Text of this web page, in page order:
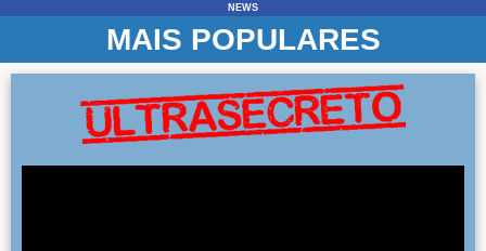
NEWS
MAIS POPULARES